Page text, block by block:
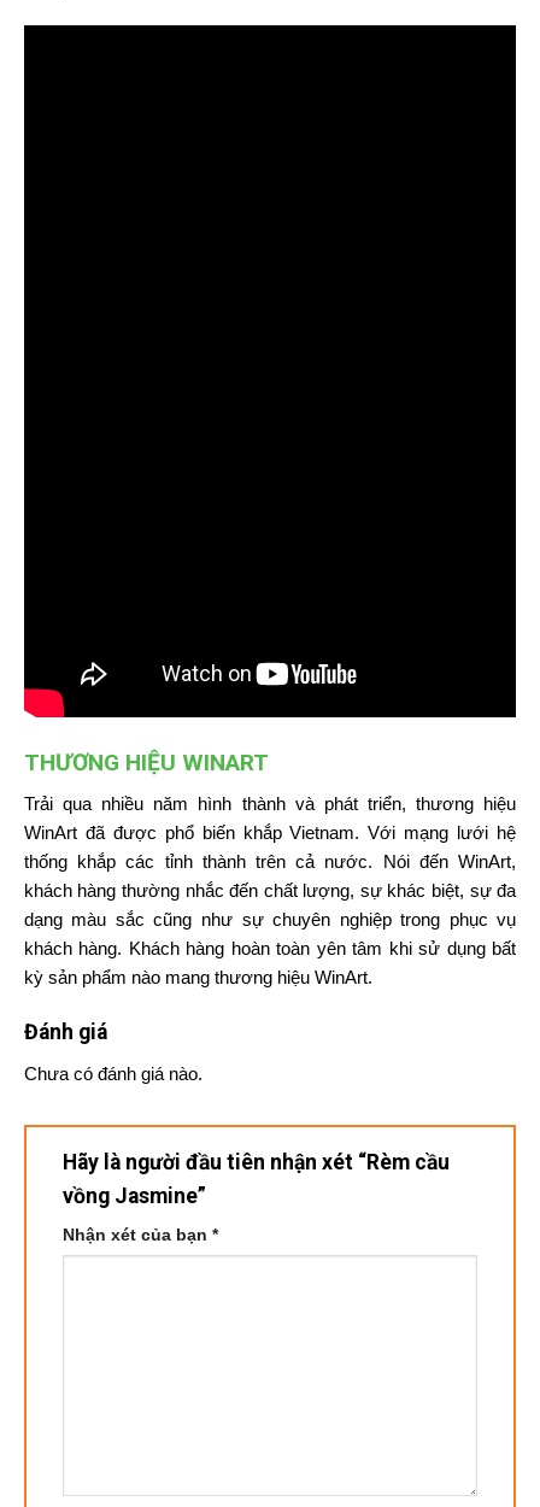
THƯƠNG HIỆU WINART
Trải qua nhiều năm hình thành và phát triển, thương hiệu
WinArt đã được phổ biến khắp Vietnam. Với mạng lưới hệ
thống khắp các tỉnh thành trên cả nước. Nói đến WinArt,
khách hàng thường nhắc đến chất lượng, sự khác biệt, sự đa
dạng màu sắc cũng như sự chuyên nghiệp trong phục vụ
khách hàng. Khách hàng hoàn toàn yên tâm khi sử dụng bất
kỳ sản phẩm nào mang thương hiệu WinArt.
Đánh giá
Chưa có đánh giá nào.
Hãy là người đầu tiên nhận xét “Rèm cầu
vồng Jasmine”
Nhận xét của bạn *